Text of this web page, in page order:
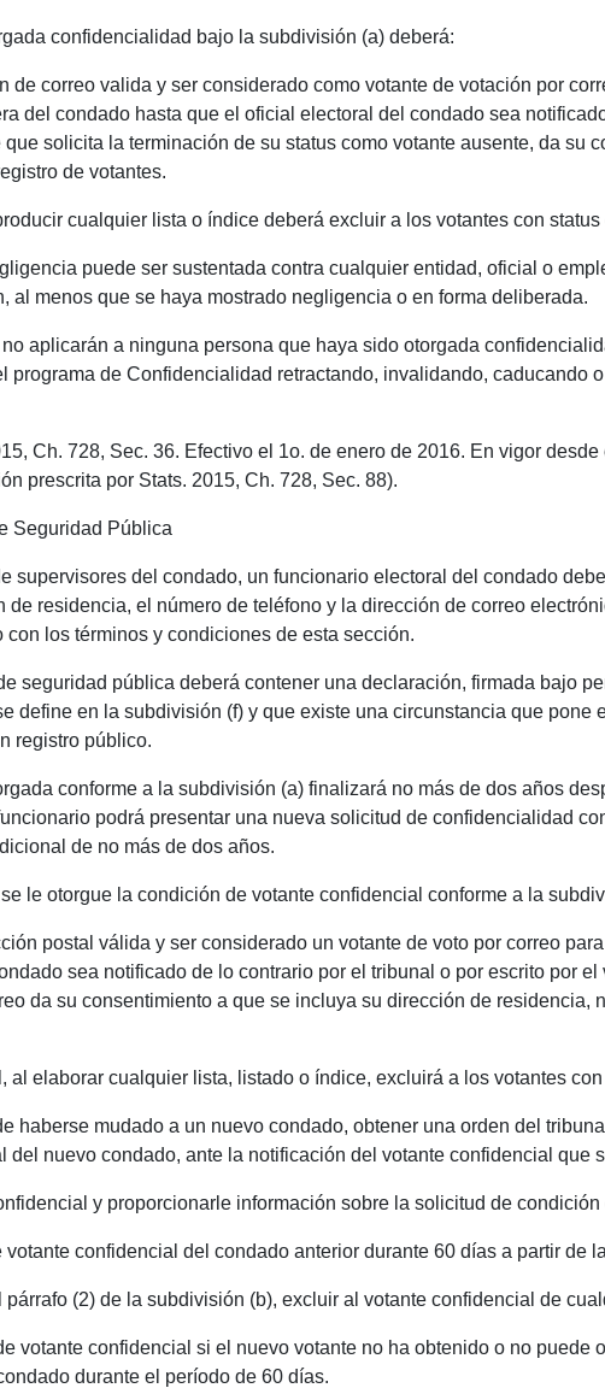
confidencialidad bajo la subdivisión (a) deberá:
de correo valida y ser considerado como votante de votación por
del condado hasta que el oficial electoral del condado sea
solicita la terminación de su status como votante ausente, da su
de votantes.
cualquier lista o índice deberá excluir a los votantes con
puede ser sustentada contra cualquier entidad, oficial o
al menos que se haya mostrado negligencia o en forma deliberada.
aplicarán a ninguna persona que haya sido otorgada
programa de Confidencialidad retractando, invalidando, caducando
Ch. 728, Sec. 36. Efectivo el 1o. de enero de 2016. En vigor
prescrita por Stats. 2015, Ch. 728, Sec. 88).
Seguridad Pública
supervisores del condado, un funcionario electoral del condado
de residencia, el número de teléfono y la dirección de correo
los términos y condiciones de esta sección.
seguridad pública deberá contener una declaración, firmada bajo
define en la subdivisión (f) y que existe una circunstancia que pone
registro público.
conforme a la subdivisión (a) finalizará no más de dos años
podrá presentar una nueva solicitud de confidencialidad
de no más de dos años.
le otorgue la condición de votante confidencial conforme a la
postal válida y ser considerado un votante de voto por correo
sea notificado de lo contrario por el tribunal o por escrito por
da su consentimiento a que se incluya su dirección de
al elaborar cualquier lista, listado o índice, excluirá a los votantes
haberse mudado a un nuevo condado, obtener una orden del
del nuevo condado, ante la notificación del votante confidencial que
y proporcionarle información sobre la solicitud de
confidencial del condado anterior durante 60 días a partir de
párrafo (2) de la subdivisión (b), excluir al votante confidencial de
votante confidencial si el nuevo votante no ha obtenido o no puede
durante el período de 60 días.